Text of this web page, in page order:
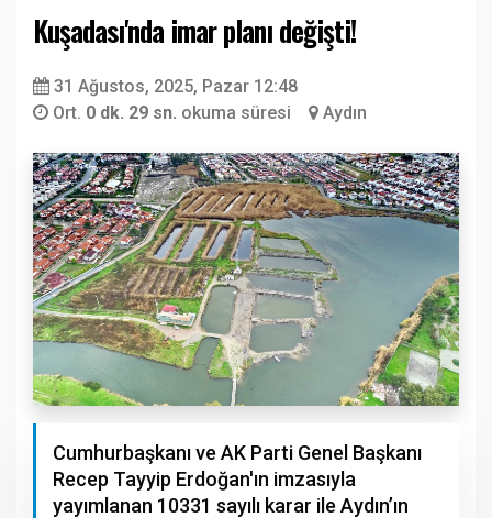
Kuşadası'nda imar planı değişti!
31 Ağustos, 2025, Pazar 12:48
Ort. 0 dk. 29 sn. okuma süresi Aydın
Cumhurbaşkanı ve AK Parti Genel Başkanı
Recep Tayyip Erdoğan'ın imzasıyla
yayımlanan 10331 sayılı karar ile Aydın’ın